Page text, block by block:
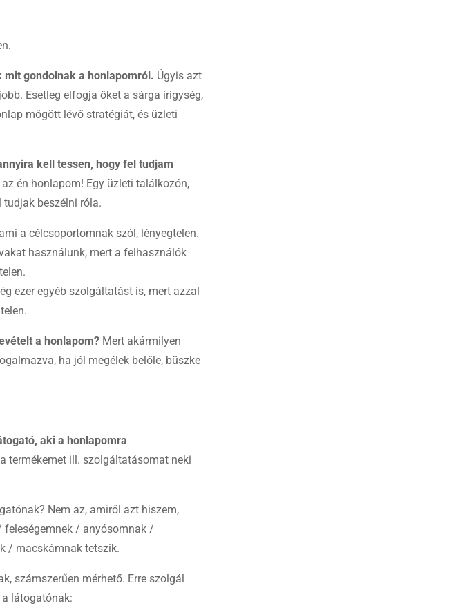
mit gondolnak a honlapomról. Úgyis azt
Esetleg elfogja őket a sárga irigység,
mögött lévő stratégiát, és üzleti
kell tessen, hogy fel tudjam
én honlapom! Egy üzleti találkozón,
tudjak beszélni róla.
a célcsoportomnak szól, lényegtelen.
használunk, mert a felhasználók
ezer egyéb szolgáltatást is, mert azzal
a honlapom?Mert akármilyen
ha jól megélek belőle, büszke
aki a honlapomra
termékemet ill. szolgáltatásomat neki
Nem az, amiről azt hiszem,
feleségemnek / anyósomnak /
/ macskámnak tetszik.
számszerűen mérhető. Erre szolgál
látogatónak: